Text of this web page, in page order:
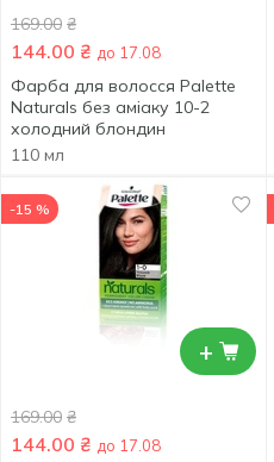
169.00 ₴
144.00 ₴ до 17.08
Фарба для волосся Palette
Naturals без аміаку 10-2
холодний блондин
110 мл
+
-15 %
169.00 ₴
144.00 ₴ до 17.08